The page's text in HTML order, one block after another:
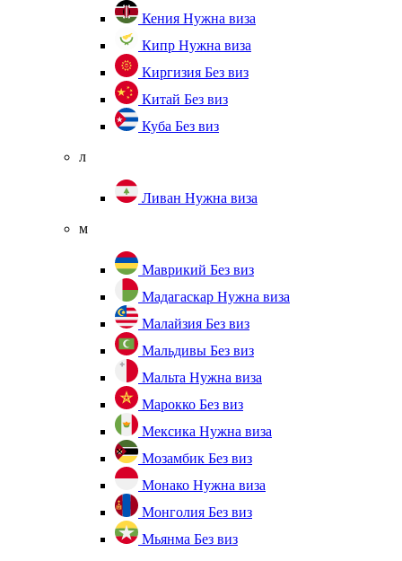
Кения Нужна виза
Кипр Нужна виза
Киргизия Без виз
Китай Без виз
Куба Без виз
л
Ливан Нужна виза
м
Маврикий Без виз
Мадагаскар Нужна виза
Малайзия Без виз
Мальдивы Без виз
Мальта Нужна виза
Марокко Без виз
Мексика Нужна виза
Мозамбик Без виз
Монако Нужна виза
Монголия Без виз
Мьянма Без виз